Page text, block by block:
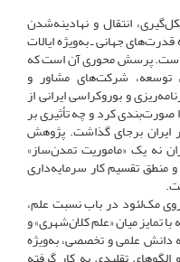
انتقال و نهادینه‌شدن
جهانی ـ به‌ویژه ایالات
است. پرسش محوری آن است که
توسعه، شرکت‌های مشاور و
و بوروکراسی ایرانی از
صورت‌بندی کرد و چه تأثیری بر
ایران برجای گذاشت. پژوهش
نه یک «ماموریت تمدن‌ساز»
منطق تقسیم کار سرمایه‌داری
مک‌لئود در باب نسبت علم،
تمایز میان «علم کلان‌شهری» و
دانش علمی و تخصصی، به‌ویژه